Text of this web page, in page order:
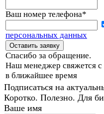
Ваш номер телефона*
персональных данных
Спасибо за обращение.
Наш менеджер свяжется
в ближайшее время
Подписаться на
Коротко. Полезно. Для
Ваше имя